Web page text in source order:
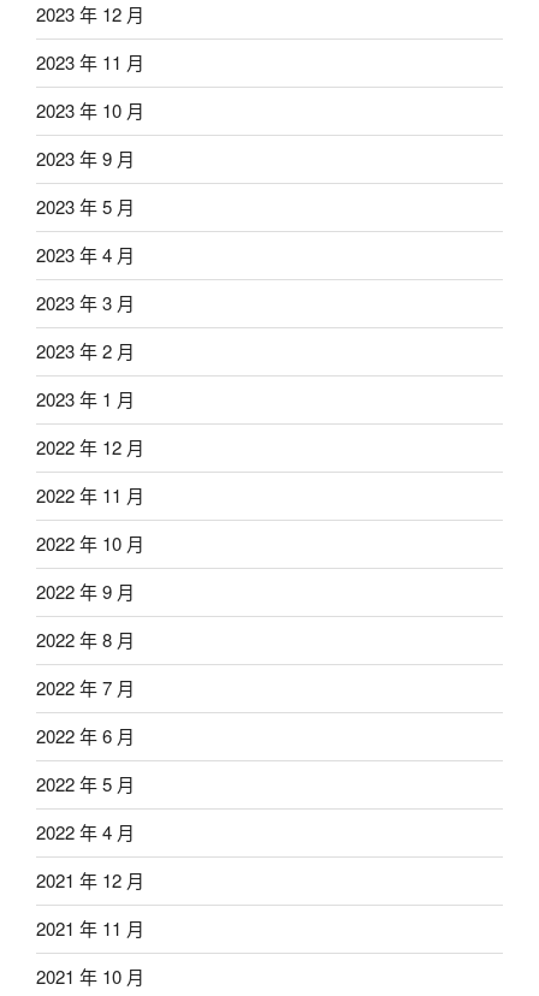
2023 年 12 月
2023 年 11 月
2023 年 10 月
2023 年 9 月
2023 年 5 月
2023 年 4 月
2023 年 3 月
2023 年 2 月
2023 年 1 月
2022 年 12 月
2022 年 11 月
2022 年 10 月
2022 年 9 月
2022 年 8 月
2022 年 7 月
2022 年 6 月
2022 年 5 月
2022 年 4 月
2021 年 12 月
2021 年 11 月
2021 年 10 月